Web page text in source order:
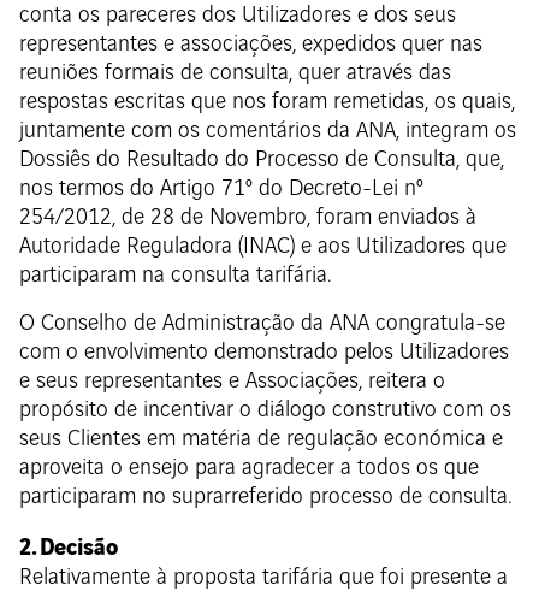
conta os pareceres dos Utilizadores e dos seus
representantes e associações, expedidos quer nas
reuniões formais de consulta, quer através das
respostas escritas que nos foram remetidas, os quais,
juntamente com os comentários da ANA, integram os
Dossiês do Resultado do Processo de Consulta, que,
nos termos do Artigo 71º do Decreto-Lei nº
254/2012, de 28 de Novembro, foram enviados à
Autoridade Reguladora (INAC) e aos Utilizadores que
participaram na consulta tarifária.
O Conselho de Administração da ANA congratula-se
com o envolvimento demonstrado pelos Utilizadores
e seus representantes e Associações, reitera o
propósito de incentivar o diálogo construtivo com os
seus Clientes em matéria de regulação económica e
aproveita o ensejo para agradecer a todos os que
participaram no suprarreferido processo de consulta.
2. Decisão
Relativamente à proposta tarifária que foi presente a